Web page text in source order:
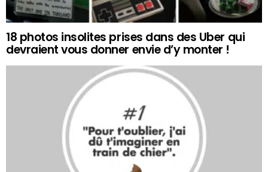
18 photos insolites prises dans des Uber qui
devraient vous donner envie d’y monter !